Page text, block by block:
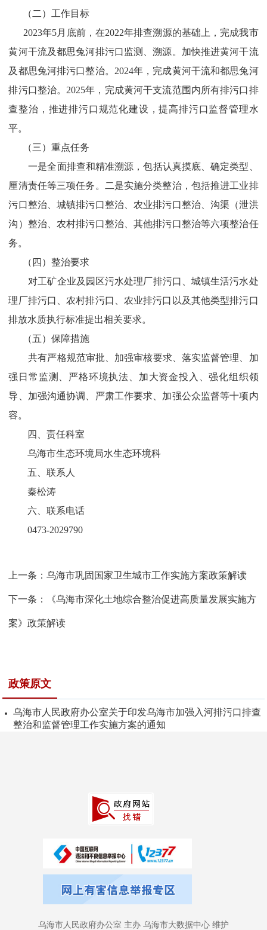
（二）工作目标
2023年5月底前，在2022年排查溯源的基础上，完成我市
黄河干流及都思兔河排污口监测、溯源。加快推进黄河干流
及都思兔河排污口整治。2024年，完成黄河干流和都思兔河
排污口整治。2025年，完成黄河干支流范围内所有排污口排
查整治，推进排污口规范化建设，提高排污口监督管理水
平。
（三）重点任务
一是全面排查和精准溯源，包括认真摸底、确定类型、
厘清责任等三项任务。二是实施分类整治，包括推进工业排
污口整治、城镇排污口整治、农业排污口整治、沟渠（泄洪
沟）整治、农村排污口整治、其他排污口整治等六项整治任
务。
（四）整治要求
对工矿企业及园区污水处理厂排污口、城镇生活污水处
理厂排污口、农村排污口、农业排污口以及其他类型排污口
排放水质执行标准提出相关要求。
（五）保障措施
共有严格规范审批、加强审核要求、落实监督管理、加
强日常监测、严格环境执法、加大资金投入、强化组织领
导、加强沟通协调、严肃工作要求、加强公众监督等十项内
容。
四、责任科室
乌海市生态环境局水生态环境科
五、联系人
秦松涛
六、联系电话
0473-2029790
上一条：乌海市巩固国家卫生城市工作实施方案政策解读
下一条： 《乌海市深化土地综合整治促进高质量发展实施方
案》政策解读
政策原文
乌海市人民政府办公室关于印发乌海市加强入河排污口排查
整治和监督管理工作实施方案的通知
乌海市人民政府办公室 主办 乌海市大数据中心 维护